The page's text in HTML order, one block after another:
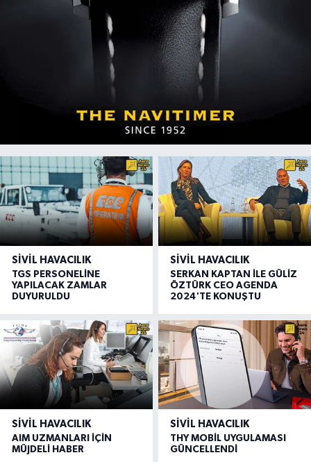
SIVIL HAVACILIK
TGS PERSONELİNE
YAPILACAK ZAMLAR
DUYURULDU
SIVIL HAVACILIK
SERKAN KAPTAN İLE GÜLİZ
ÖZTÜRK CEO AGENDA
2024'TE KONUŞTU
SIVIL HAVACILIK
AIM UZMANLARI İÇİN
MÜJDELİ HABER
SIVIL HAVACILIK
THY MOBİL UYGULAMASI
GÜNCELLENDİ